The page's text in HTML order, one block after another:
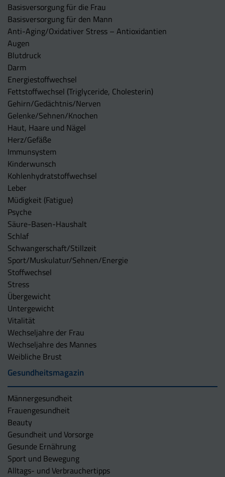
Basisversorgung für die Frau
Basisversorgung für den Mann
Anti-Aging/Oxidativer Stress – Antioxidantien
Augen
Blutdruck
Darm
Energiestoffwechsel
Fettstoffwechsel (Triglyceride, Cholesterin)
Gehirn/Gedächtnis/Nerven
Gelenke/Sehnen/Knochen
Haut, Haare und Nägel
Herz/Gefäße
Immunsystem
Kinderwunsch
Kohlenhydratstoffwechsel
Leber
Müdigkeit (Fatigue)
Psyche
Säure-Basen-Haushalt
Schlaf
Schwangerschaft/Stillzeit
Sport/Muskulatur/Sehnen/Energie
Stoffwechsel
Stress
Übergewicht
Untergewicht
Vitalität
Wechseljahre der Frau
Wechseljahre des Mannes
Weibliche Brust
Gesundheitsmagazin
Männergesundheit
Frauengesundheit
Beauty
Gesundheit und Vorsorge
Gesunde Ernährung
Sport und Bewegung
Alltags- und Verbrauchertipps